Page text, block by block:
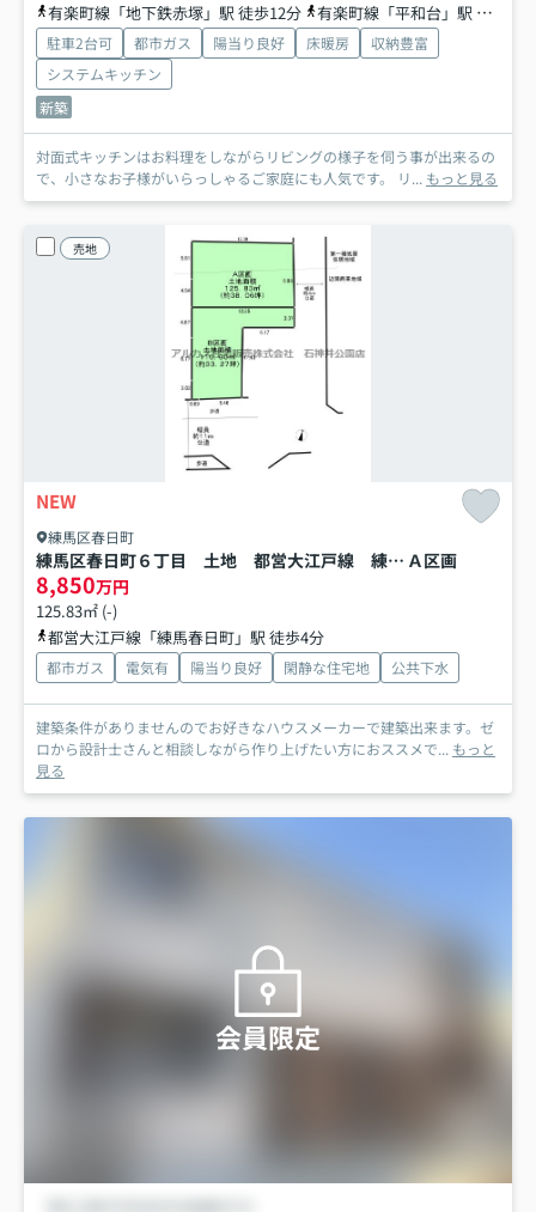
有楽町線「地下鉄赤塚」駅 徒歩12分
有楽町線「平和台」駅 徒歩15分
駐車2台可 都市ガス 陽当り良好 床暖房
収納豊富
システムキッチン
新築
対面式キッチンはお料理をしながらリビングの様子を伺う事が出来るの
で、小さなお子様がいらっしゃるご家庭にも人気です。 リ... もっと見る
売地
NEW
練馬区春日町
練馬区春日町６丁目 土地 都営大江戸線 練馬春日町 Ａ区画
8,850万円
125.83㎡ (-)
都営大江戸線「練馬春日町」駅 徒歩4分
都市ガス 電気有 陽当り良好 閑静な住宅地 公共下水
建築条件がありませんのでお好きなハウスメーカーで建築出来ます。ゼ
ロから設計士さんと相談しながら作り上げたい方におススメで... もっと
見る
会員限定